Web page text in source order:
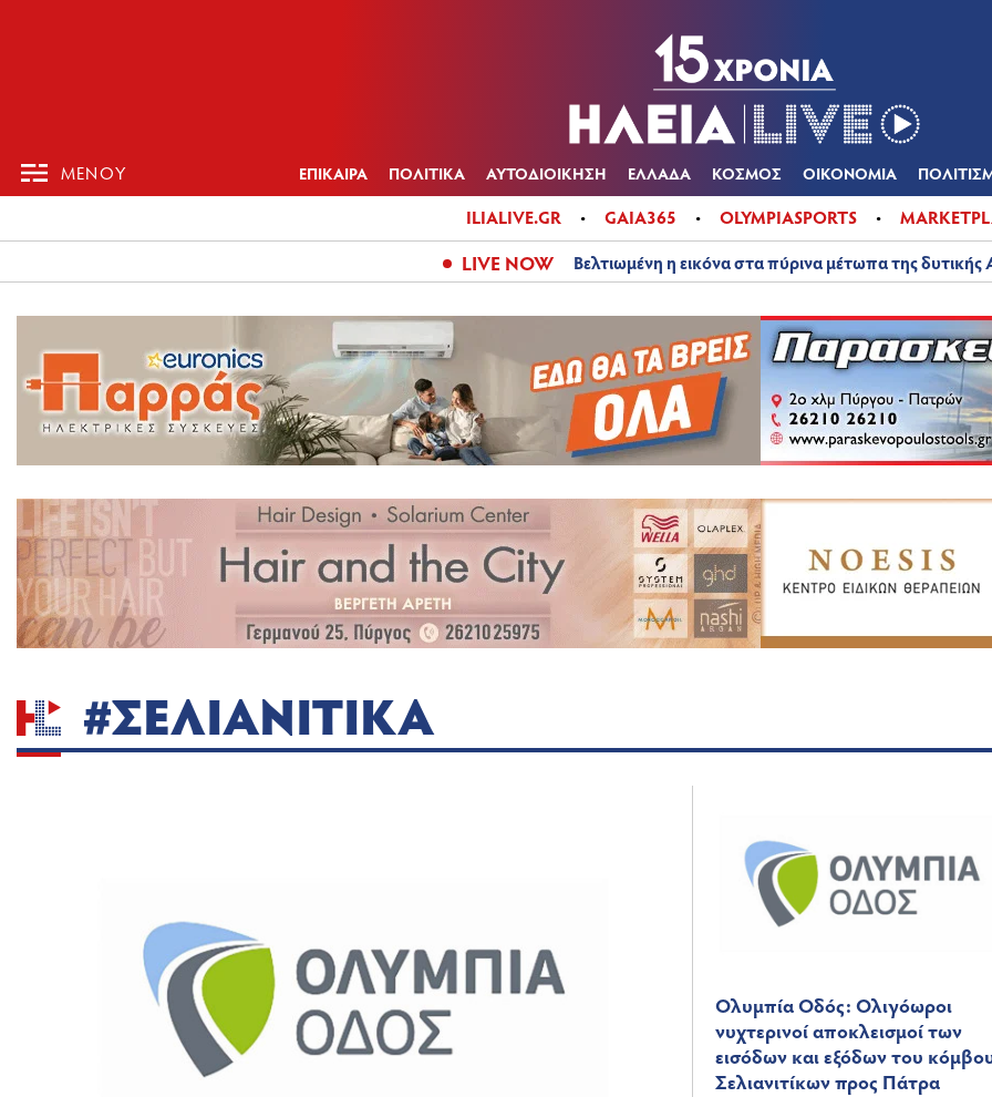
ΜΕΝΟΥ ΕΠΙΚΑΙΡΑ ΠΟΛΙΤΙΚΑ ΑΥΤΟΔΙΟΙΚΗΣΗ ΕΛΛΑΔΑ ΚΟΣΜΟΣ ΟΙΚΟΝΟΜΙΑ
ILIALIVE.GR GAIA365 OLYMPIASPORTS
LIVE NOW Βελτιωμένη η εικόνα στα πύρινα μέτωπα της δυτικής
#ΣΕΛΙΑΝΙΤΙΚΑ
Ολυμπία Οδός: Ολιγόωροι
νυχτερινοί αποκλεισμοί των
εισόδων και εξόδων του
Σελιανιτίκων προς Πάτρα